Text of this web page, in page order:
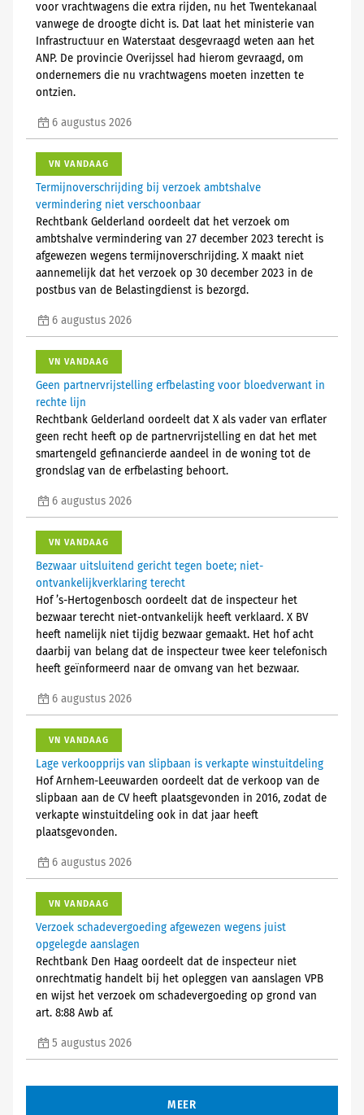
voor vrachtwagens die extra rijden, nu het Twentekanaal
vanwege de droogte dicht is. Dat laat het ministerie van
Infrastructuur en Waterstaat desgevraagd weten aan het
ANP. De provincie Overijssel had hierom gevraagd, om
ondernemers die nu vrachtwagens moeten inzetten te
ontzien.
6 augustus 2026
VN VANDAAG
Termijnoverschrijding bij verzoek ambtshalve
vermindering niet verschoonbaar
Rechtbank Gelderland oordeelt dat het verzoek om
ambtshalve vermindering van 27 december 2023 terecht is
afgewezen wegens termijnoverschrijding. X maakt niet
aannemelijk dat het verzoek op 30 december 2023 in de
postbus van de Belastingdienst is bezorgd.
6 augustus 2026
VN VANDAAG
Geen partnervrijstelling erfbelasting voor bloedverwant in
rechte lijn
Rechtbank Gelderland oordeelt dat X als vader van erflater
geen recht heeft op de partnervrijstelling en dat het met
smartengeld gefinancierde aandeel in de woning tot de
grondslag van de erfbelasting behoort.
6 augustus 2026
VN VANDAAG
Bezwaar uitsluitend gericht tegen boete; niet-
ontvankelijkverklaring terecht
Hof ’s-Hertogenbosch oordeelt dat de inspecteur het
bezwaar terecht niet-ontvankelijk heeft verklaard. X BV
heeft namelijk niet tijdig bezwaar gemaakt. Het hof acht
daarbij van belang dat de inspecteur twee keer telefonisch
heeft geïnformeerd naar de omvang van het bezwaar.
6 augustus 2026
VN VANDAAG
Lage verkoopprijs van slipbaan is verkapte winstuitdeling
Hof Arnhem-Leeuwarden oordeelt dat de verkoop van de
slipbaan aan de CV heeft plaatsgevonden in 2016, zodat de
verkapte winstuitdeling ook in dat jaar heeft
plaatsgevonden.
6 augustus 2026
VN VANDAAG
Verzoek schadevergoeding afgewezen wegens juist
opgelegde aanslagen
Rechtbank Den Haag oordeelt dat de inspecteur niet
onrechtmatig handelt bij het opleggen van aanslagen VPB
en wijst het verzoek om schadevergoeding op grond van
art. 8:88 Awb af.
5 augustus 2026
MEER